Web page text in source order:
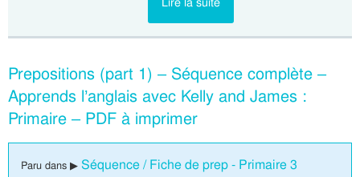
Prepositions (part 1) – Séquence complète –
Apprends l’anglais avec Kelly and James :
Primaire – PDF à imprimer
Paru dans ▶ Séquence / Fiche de prep - Primaire 3